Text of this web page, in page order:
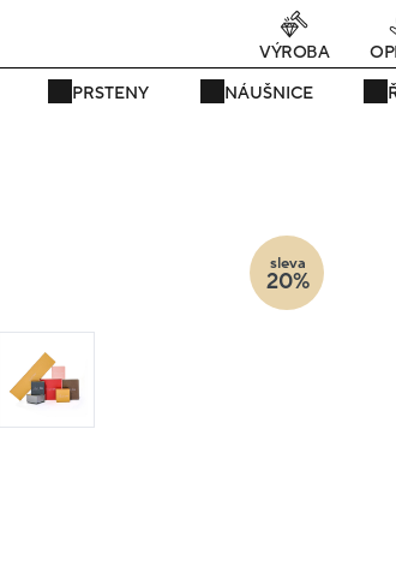
Právě teď! - 20 % na vše! Kód:
PRSTENY NÁUŠNICE
VÝROBA
sleva
20%